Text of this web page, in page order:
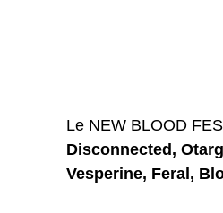
Le NEW BLOOD
Disconnected,
Vesperine, Feral,